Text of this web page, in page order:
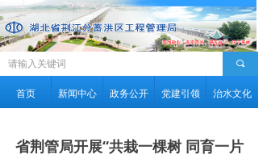
首页 新闻中心 政务公开 党建引领 治水文化
끠
省荆管局开展“共栽一棵树 同育一片